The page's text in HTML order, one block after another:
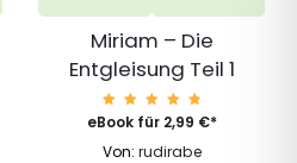
Miriam – Die
Entgleisung Teil 1
Bewert
et mit
von 5
eBook für 2,99 €*
Von: rudirabe